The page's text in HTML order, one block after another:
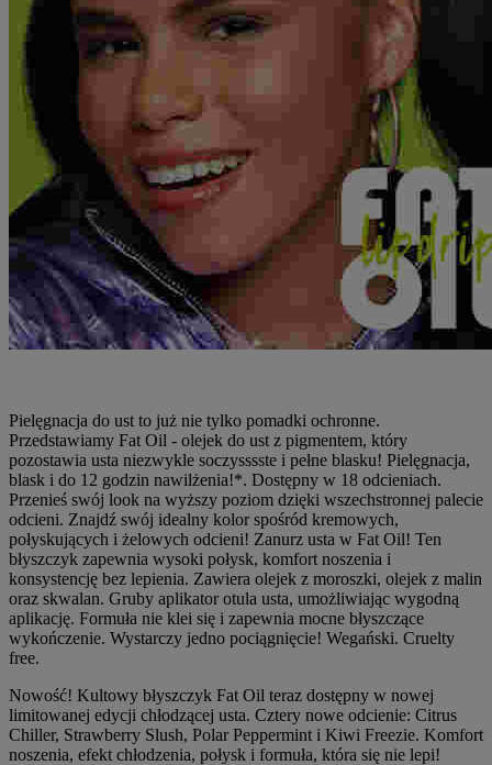
Pielęgnacja do ust to już nie tylko pomadki ochronne.
Przedstawiamy Fat Oil - olejek do ust z pigmentem, który
pozostawia usta niezwykle soczysssste i pełne blasku! Pielęgnacja,
blask i do 12 godzin nawilżenia!*. Dostępny w 18 odcieniach.
Przenieś swój look na wyższy poziom dzięki wszechstronnej palecie
odcieni. Znajdź swój idealny kolor spośród kremowych,
połyskujących i żelowych odcieni! Zanurz usta w Fat Oil! Ten
błyszczyk zapewnia wysoki połysk, komfort noszenia i
konsystencję bez lepienia. Zawiera olejek z moroszki, olejek z malin
oraz skwalan. Gruby aplikator otula usta, umożliwiając wygodną
aplikację. Formuła nie klei się i zapewnia mocne błyszczące
wykończenie. Wystarczy jedno pociągnięcie! Wegański. Cruelty
free.
Nowość! Kultowy błyszczyk Fat Oil teraz dostępny w nowej
limitowanej edycji chłodzącej usta. Cztery nowe odcienie: Citrus
Chiller, Strawberry Slush, Polar Peppermint i Kiwi Freezie. Komfort
noszenia, efekt chłodzenia, połysk i formuła, która się nie lepi!